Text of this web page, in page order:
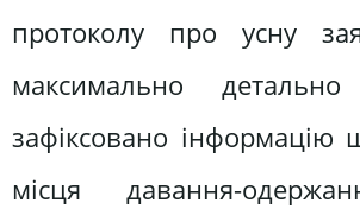
протоколу про усну
максимально
зафіксовано інформацію
місця давання-